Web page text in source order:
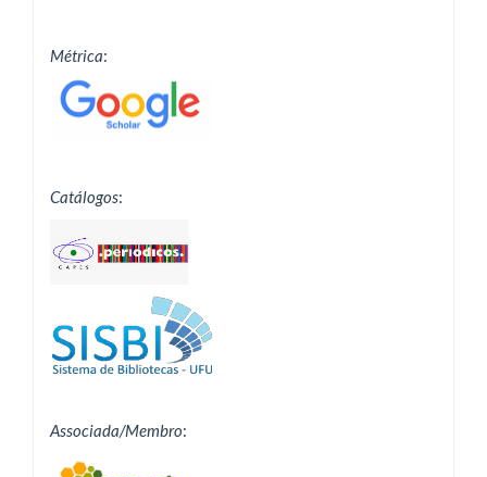
Métrica:
Catálogos:
Associada/Membro: